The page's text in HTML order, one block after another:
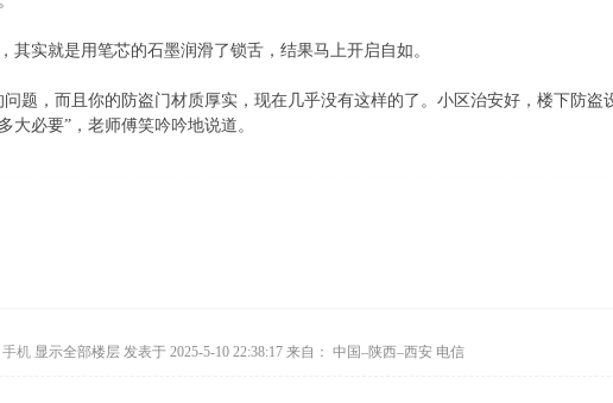
其实就是用笔芯的石墨润滑了锁舌，结果马上开启自如。
题，而且你的防盗门材质厚实，现在几乎没有这样的了。小区治安好，楼下防盗
大必要”，老师傅笑吟吟地说道。
机 显示全部楼层 发表于 2025-5-10 22:38:17 来自： 中国–陕西–西安 电信